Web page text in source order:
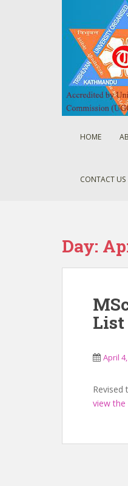
HOME
CONTACT US
Day:
List
April
Revised
view the